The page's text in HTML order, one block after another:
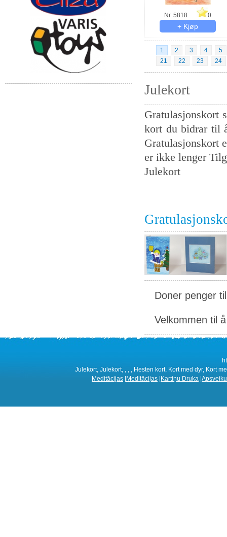
Nr. 5818 0
1 2 3 4
5
21
22 23 24
Julekort
Gratulasjonskort
kort du bidrar til
Gratulasjonskort
er ikke lenger
Julekort
Doner penger
Velkommen til
Julekort, Julekort, , , , Hesten kort, Kort med dyr, Kort
Meditācijas Meditācijas Kartiņu Druka